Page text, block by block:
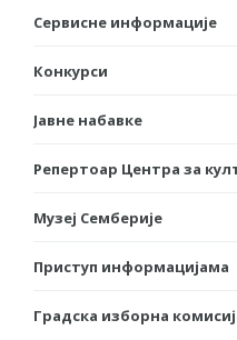
Сервисне информације
Конкурси
Јавне набавке
Репертоар Центра за
Музеј Семберије
Приступ информацијама
Градска изборна